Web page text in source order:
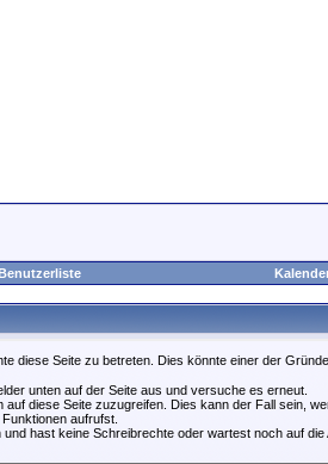
diese Seite zu betreten. Dies könnte einer der
unten auf der Seite aus und versuche es erneut.
auf diese Seite zuzugreifen. Dies kann der Fall sein,
aufrufst.
hast keine Schreibrechte oder wartest noch auf die